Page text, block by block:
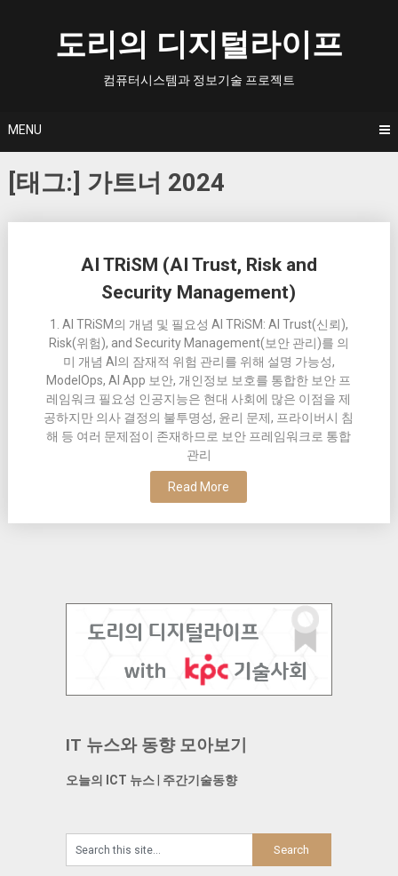
도리의 디지털라이프
컴퓨터시스템과 정보기술 프로젝트
MENU
[태그:] 가트너 2024
AI TRiSM (AI Trust, Risk and
Security Management)
1. AI TRiSM의 개념 및 필요성 AI TRiSM: AI Trust(신뢰),
Risk(위험), and Security Management(보안 관리)를 의
미 개념 AI의 잠재적 위험 관리를 위해 설명 가능성,
ModelOps, AI App 보안, 개인정보 보호를 통합한 보안 프
레임워크 필요성 인공지능은 현대 사회에 많은 이점을 제
공하지만 의사 결정의 불투명성, 윤리 문제, 프라이버시 침
해 등 여러 문제점이 존재하므로 보안 프레임워크로 통합
관리
Read More
navigation
IT 뉴스와 동향 모아보기
오늘의 ICT 뉴스| 주간기술동향